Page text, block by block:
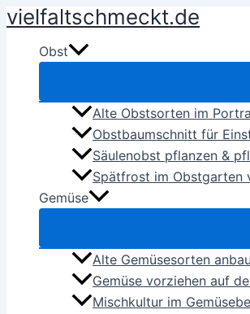
Zum
springen
vielfaltschmeckt.de
Obst
Alte Obstsorten im
Obstbaumschnitt für
Säulenobst pflanzen &
Spätfrost im Obstgarten
Gemüse
Alte Gemüsesorten
Gemüse vorziehen auf
Mischkultur im